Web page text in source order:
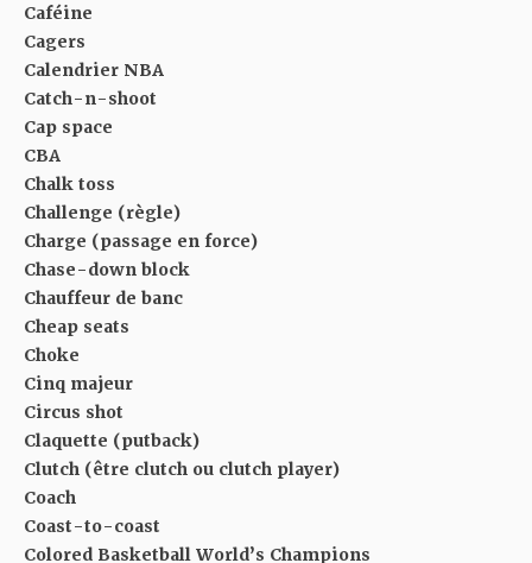
Caféine
Cagers
Calendrier NBA
Catch-n-shoot
Cap space
CBA
Chalk toss
Challenge (règle)
Charge (passage en force)
Chase-down block
Chauffeur de banc
Cheap seats
Choke
Cinq majeur
Circus shot
Claquette (putback)
Clutch (être clutch ou clutch player)
Coach
Coast-to-coast
Colored Basketball World’s Champions